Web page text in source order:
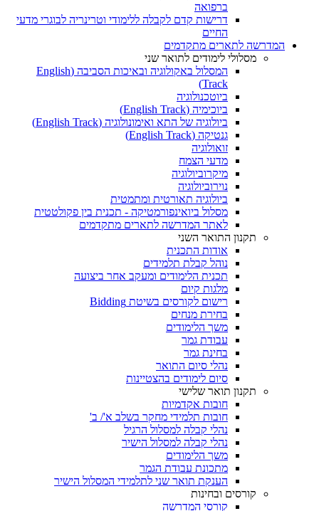
ברפואה
דרישות קדם לקבלה ללימודי וטרינריה לבוגרי מדעי
החיים
המדרשה לתארים מתקדמים
מסלולי לימודים לתואר שני
המסלול באקולוגיה ובאיכות הסביבה (English
Track)
ביוטכנולוגיה
ביוכימיה (English Track)
ביולוגיה של התא ואימונולוגיה (English Track)
גנטיקה (English Track)
זואולוגיה
מדעי הצמח
מיקרוביולוגיה
נוירוביולוגיה
ביולוגיה תאורטית ומתמטית
מסלול ביואינפורמטיקה - תכנית בין פקולטטית
לאתר המדרשה לתארים מתקדמים
תקנון התואר השני
אודות התכנית
נוהל קבלת תלמידים
תכנית הלימודים ומעקב אחר ביצועה
מלגות קיום
רישום לקורסים בשיטת Bidding
בחירת מנחים
משך הלימודים
עבודת גמר
בחינת גמר
נהלי סיום התואר
סיום לימודים בהצטיינות
תקנון תואר שלישי
חובות אקדמיות
חובות תלמידי מחקר בשלב א'/ ב'
נהלי קבלה למסלול הרגיל
נהלי קבלה למסלול הישיר
משך הלימודים
מתכונת עבודת הגמר
הענקת תואר שני לתלמידי המסלול הישיר
קורסים ובחינות
קורסי המדרשה